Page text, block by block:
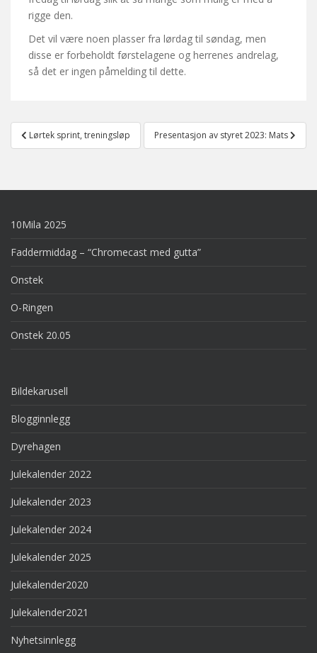
rigge den.
Det vil være noen plasser fra lørdag til søndag, men
disse er forbeholdt førstelagene og herrenes andrelag,
så det er ingen påmelding til dette.
Post
navigation
Lørtek sprint, treningsløp Presentasjon av styret 2023: Mats
10Mila 2025
Faddermiddag – “Chromecast med gutta”
Onstek
O-Ringen
Onstek 20.05
Bildekarusell
Blogginnlegg
Dyrehagen
Julekalender 2022
Julekalender 2023
Julekalender 2024
Julekalender 2025
Julekalender2020
Julekalender2021
Nyhetsinnlegg